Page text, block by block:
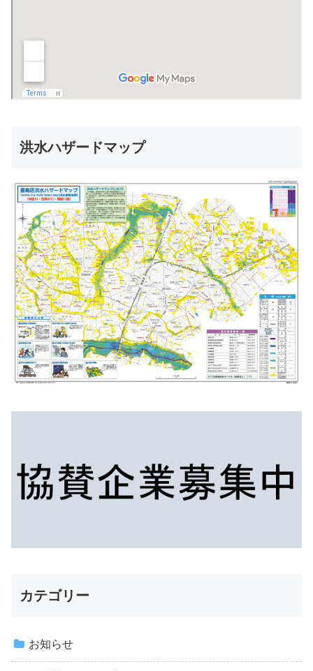
洪水ハザードマップ
カテゴリー
お知らせ